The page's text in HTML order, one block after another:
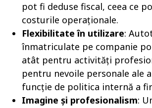
pot fi deduse fiscal, ceea ce
costurile operaționale.
Flexibilitate în utilizare:
înmatriculate pe companie
atât pentru activități
pentru nevoile personale ale
funcție de politica internă a
Imagine și profesionalism: